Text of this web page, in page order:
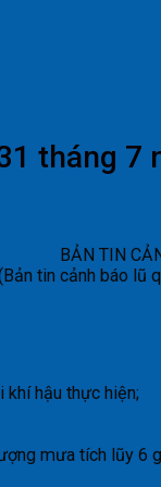
tháng 7
BẢN TIN
tin cảnh báo lũ
hậu thực hiện;
mưa tích lũy